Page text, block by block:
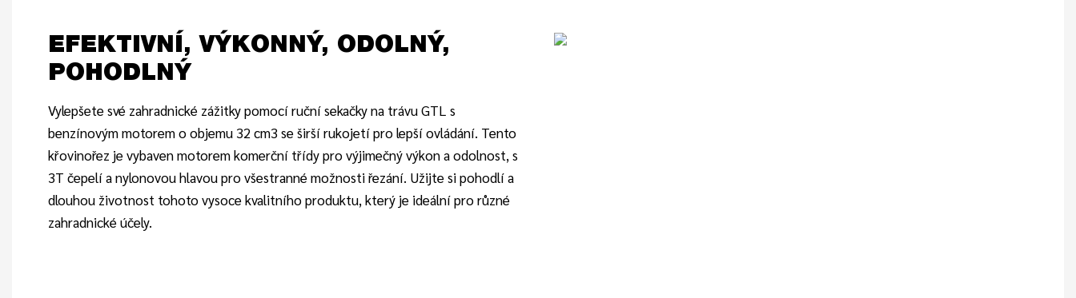
EFEKTIVNÍ, VÝKONNÝ, ODOLNÝ,
POHODLNÝ
Vylepšete své zahradnické zážitky pomocí ruční sekačky na trávu GTL s
benzínovým motorem o objemu 32 cm3 se širší rukojetí pro lepší ovládání. Tento
křovinořez je vybaven motorem komerční třídy pro výjimečný výkon a odolnost, s
3T čepelí a nylonovou hlavou pro všestranné možnosti řezání. Užijte si pohodlí a
dlouhou životnost tohoto vysoce kvalitního produktu, který je ideální pro různé
zahradnické účely.